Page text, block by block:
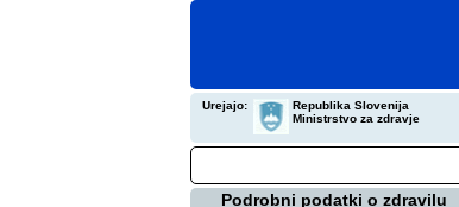
Urejajo:
Republika Slovenija
Ministrstvo za zdravje
Podrobni podatki o zdravilu